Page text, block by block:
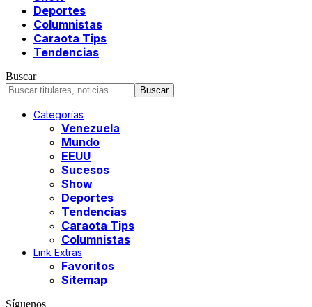
Deportes
Columnistas
Caraota Tips
Tendencias
Buscar
Categorías
Venezuela
Mundo
EEUU
Sucesos
Show
Deportes
Tendencias
Caraota Tips
Columnistas
Link Extras
Favoritos
Sitemap
Síguenos